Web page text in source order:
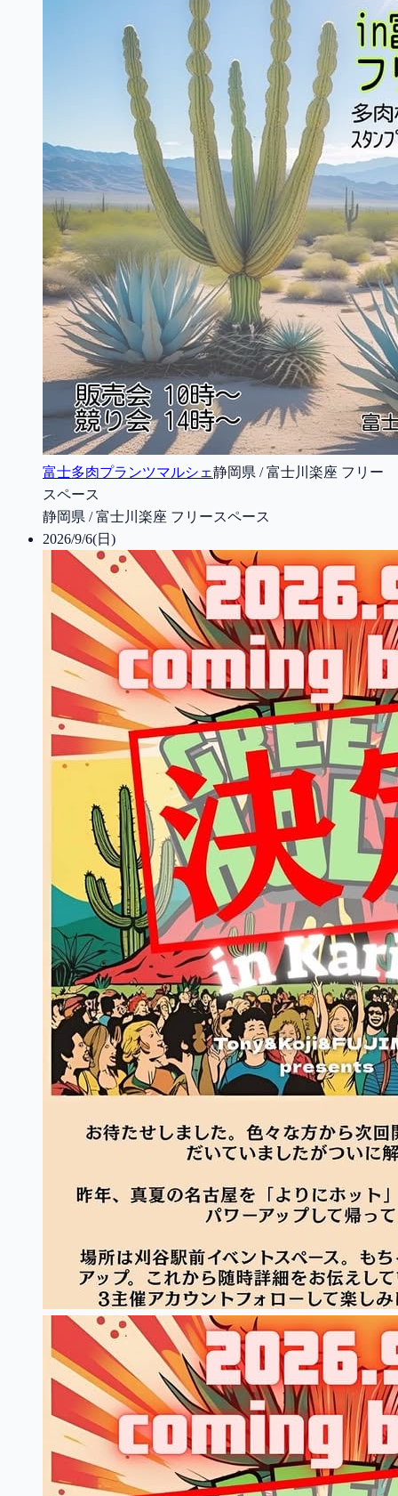
富士多肉プランツマルシェ静岡県 / 富士川楽座 フリー
スペース
静岡県 / 富士川楽座 フリースペース
2026/9/6(日)